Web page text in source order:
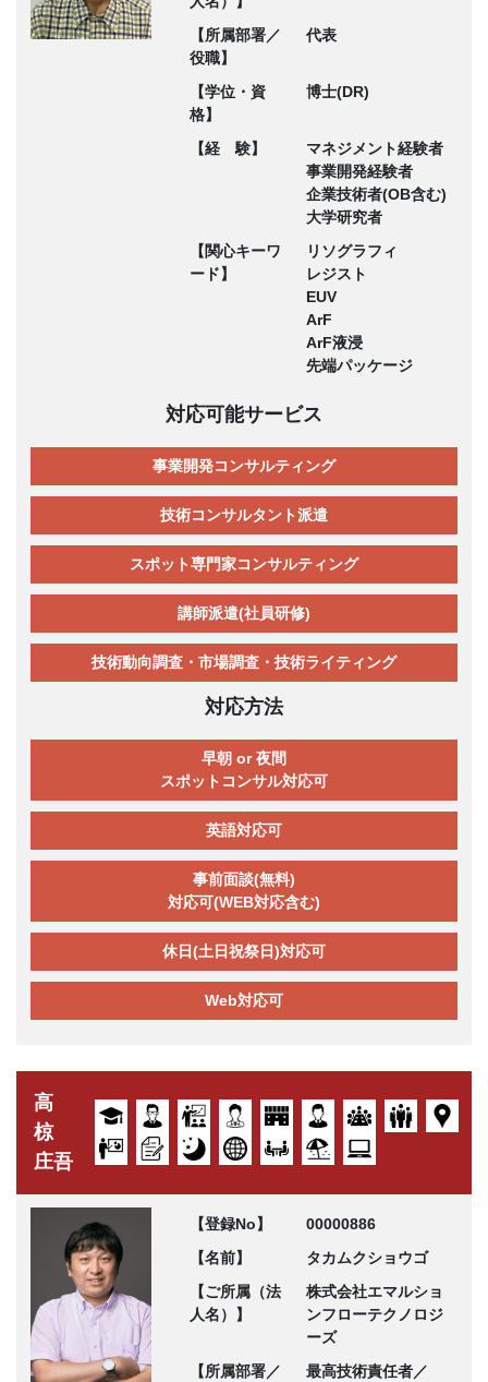
【所属部署／
役職】
代表
【学位・資
格】
博士(DR)
【経 験】
マネジメント経験者
事業開発経験者
企業技術者(OB含む)
大学研究者
【関心キーワ
ード】
リソグラフィ
レジスト
EUV
ArF
ArF液浸
先端パッケージ
対応可能サービス
事業開発コンサルティング
技術コンサルタント派遣
スポット専門家コンサルティング
講師派遣(社員研修)
技術動向調査・市場調査・技術ライティング
対応方法
早朝 or 夜間
スポットコンサル対応可
英語対応可
事前面談(無料)
対応可(WEB対応含む)
休日(土日祝祭日)対応可
Web対応可
高
椋
庄吾
【登録No】
00000886
【名前】
タカムクショウゴ
【ご所属（法
人名）】
株式会社エマルショ
ンフローテクノロジ
ーズ
【所属部署／
最高技術責任者／